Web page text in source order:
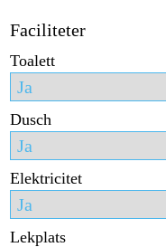
Faciliteter
Toalett
Dusch
Elektricitet
Lekplats